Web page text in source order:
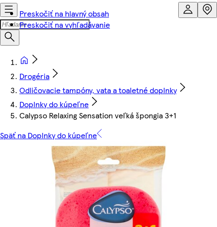
Preskočiť na hlavný obsah
Preskočiť na vyhľadávanie
Drogéria
Odličovacie tampóny, vata a toaletné doplnky
Doplnky do kúpeľne
Calypso Relaxing Sensation veľká špongia 3+1
Späť na Doplnky do kúpeľne